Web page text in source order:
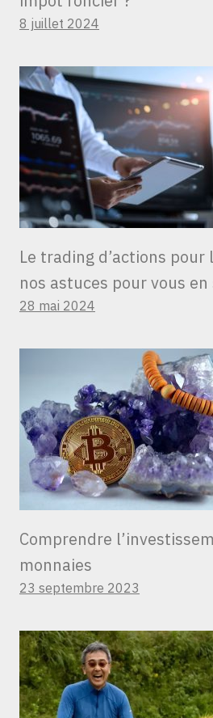
8 juillet 2024
Le trading d’actions
nos astuces pour vous
28 mai 2024
Comprendre
monnaies
23 septembre 2023